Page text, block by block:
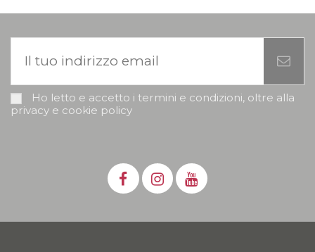
Ho letto e accetto i termini e condizioni, oltre alla
privacy e cookie policy